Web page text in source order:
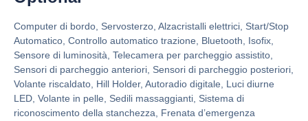
Computer di bordo, Servosterzo, Alzacristalli elettrici, Start/Stop
Automatico, Controllo automatico trazione, Bluetooth, Isofix,
Sensore di luminosità, Telecamera per parcheggio assistito,
Sensori di parcheggio anteriori, Sensori di parcheggio posteriori,
Volante riscaldato, Hill Holder, Autoradio digitale, Luci diurne
LED, Volante in pelle, Sedili massaggianti, Sistema di
riconoscimento della stanchezza, Frenata d’emergenza